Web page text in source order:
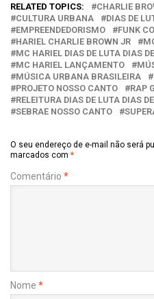
RELATED TOPICS: CHARLIE
CULTURA URBANA
DIAS DE
EMPREENDEDORISMO
FUNK
HARIEL CHARLIE BROWN JR
MC HARIEL DIAS DE LUTA DIAS
MC HARIEL LANÇAMENTO
MÚSICA URBANA BRASILEIRA
PROJETO NOSSO CANTO
RAP
RELEITURA DIAS DE LUTA DIAS
SEBRAE NOSSO CANTO
O seu endereço de e-mail não será
marcados com *
Comentário *
Nome *